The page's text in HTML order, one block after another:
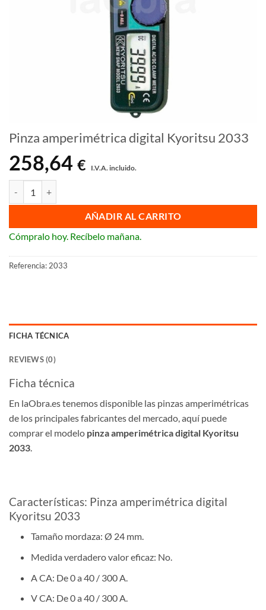
Pinza amperimétrica digital Kyoritsu 2033
258,64 € I.V.A. incluido.
AÑADIR AL CARRITO
Cómpralo hoy. Recíbelo mañana.
Referencia: 2033
FICHA TÉCNICA
REVIEWS (0)
Ficha técnica
En laObra.es tenemos disponible las pinzas amperimétricas
de los principales fabricantes del mercado, aquí puede
comprar el modelo pinza amperimétrica digital Kyoritsu
2033.
Características: Pinza amperimétrica digital
Kyoritsu 2033
Tamaño mordaza: Ø 24 mm.
Medida verdadero valor eficaz: No.
A CA: De 0 a 40 / 300 A.
V CA: De 0 a 40 / 300 A.